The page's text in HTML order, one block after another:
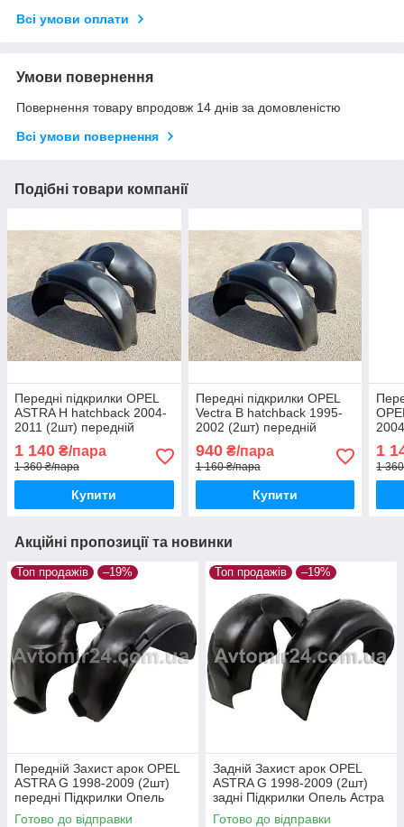
Всі умови оплати
Умови повернення
Повернення товару впродовж 14 днів за домовленістю
Всі умови повернення
Подібні товари компанії
Передні підкрилки OPEL
ASTRA H hatchback 2004-
2011 (2шт) передній
Н хетчбек пара передніх
1 140 ₴/пара
1 360 ₴/пара
Купити
Передні підкрилки OPEL
Vectra B hatchback 1995-
2002 (2шт) передній
Б хетчбек пара передніх
940₴/пара
1 160 ₴/пара
Купити
1
1
Акційні пропозиції та новинки
Топ продажів –19%
Передній Захист арок OPEL
ASTRA G 1998-2009 (2шт)
передні Підкрилки Опель
Астра Джі пара передніх
Готово до відправки
Топ продажів –19%
Задній Захист арок OPEL
ASTRA G 1998-2009 (2шт)
задні Підкрилки Опель Астра
Джі пара задніх
Готово до відправки